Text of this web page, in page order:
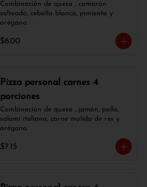
Combinación de queso , camarón
salteado, cebolla blanca, pimiento y
orégano.
$8.00
Pizza personal carnes 4
porciones
Combinación de queso , jamón, pollo,
salami italiano, carne molida de res y
orégano.
$7.15